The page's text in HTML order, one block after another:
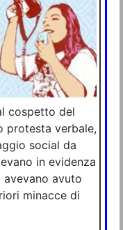
cospetto del
protesta verbale,
social da
in evidenza
avuto
minacce di